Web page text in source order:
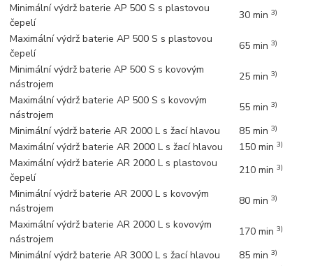
Minimální výdrž baterie AP 500 S s plastovou
čepelí
30 min3)
Maximální výdrž baterie AP 500 S s plastovou
čepelí
65 min3)
Minimální výdrž baterie AP 500 S s kovovým
nástrojem
25 min3)
Maximální výdrž baterie AP 500 S s kovovým
nástrojem
55 min3)
Minimální výdrž baterie AR 2000 L s žací hlavou 85 min3)
Maximální výdrž baterie AR 2000 L s žací hlavou 150 min3)
Maximální výdrž baterie AR 2000 L s plastovou
čepelí
210 min3)
Minimální výdrž baterie AR 2000 L s kovovým
nástrojem
80 min3)
Maximální výdrž baterie AR 2000 L s kovovým
nástrojem
170 min3)
Minimální výdrž baterie AR 3000 L s žací hlavou 85 min3)